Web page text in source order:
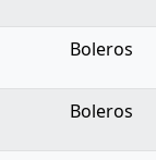
Boleros
Boleros